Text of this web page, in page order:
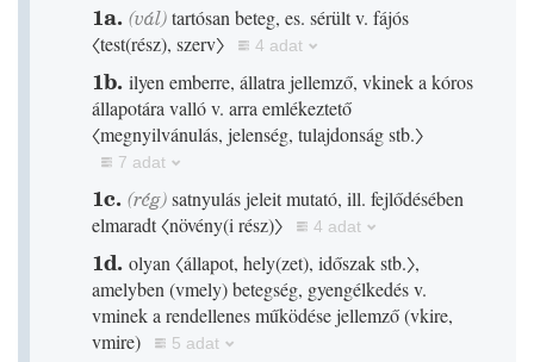
1a. (vál)tartósan beteg, es. sérült v. fájós
〈test(rész), szerv〉 4 adat
1b. ilyen emberre, állatra jellemző, vkinek a kóros
állapotára valló v. arra emlékeztető
〈megnyilvánulás, jelenség, tulajdonság stb.〉
7 adat
1c. (rég)satnyulás jeleit mutató, ill. fejlődésében
elmaradt〈növény(i rész)〉 4 adat
1d. olyan 〈állapot, hely(zet), időszak stb.〉,
amelyben (vmely)betegség, gyengélkedés v.
vminek a rendellenes működése jellemző(vkire,
vmire) 5 adat